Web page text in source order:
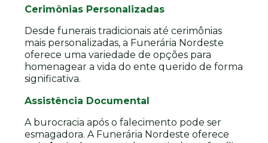
Cerimônias Personalizadas
Desde funerais tradicionais até cerimônias
mais personalizadas, a Funerária Nordeste
oferece uma variedade de opções para
homenagear a vida do ente querido de forma
significativa.
Assistência Documental
A burocracia após o falecimento pode ser
esmagadora. A Funerária Nordeste oferece